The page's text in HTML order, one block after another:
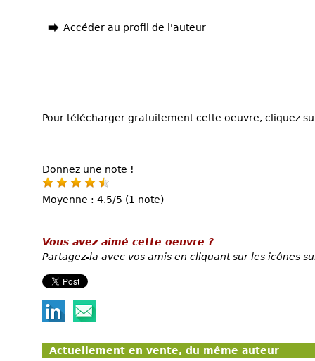
Accéder au profil de l'auteur
Pour télécharger gratuitement cette oeuvre, cliquez
Donnez une note !
Moyenne : 4.5/5 (1 note)
Vous avez aimé cette oeuvre ?
Partagez-la avec vos amis en cliquant sur les icônes
Actuellement en vente, du même auteur